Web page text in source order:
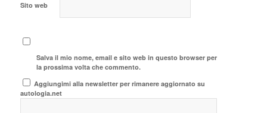
Sito web
Salva il mio nome, email e sito web in questo browser per
la prossima volta che commento.
Aggiungimi alla newsletter per rimanere aggiornato su
autologia.net